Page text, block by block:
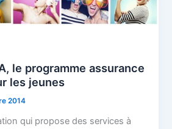
le programme assurance
les jeunes
2014
qui propose des services à